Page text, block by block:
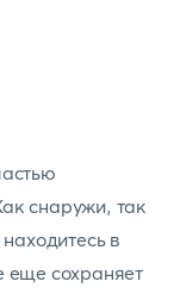
снаружи, так
в
еще сохраняет